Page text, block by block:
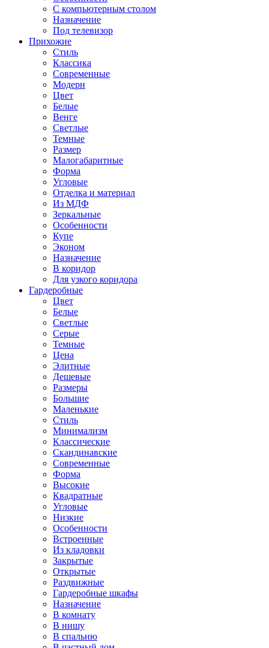
С компьютерным столом
Назначение
Под телевизор
Прихожие
Стиль
Классика
Современные
Модерн
Цвет
Белые
Венге
Светлые
Темные
Размер
Малогабаритные
Форма
Угловые
Отделка и материал
Из МДФ
Зеркальные
Особенности
Купе
Эконом
Назначение
В коридор
Для узкого коридора
Гардеробные
Цвет
Белые
Светлые
Серые
Темные
Цена
Элитные
Дешевые
Размеры
Большие
Маленькие
Стиль
Минимализм
Классические
Скандинавские
Современные
Форма
Высокие
Квадратные
Угловые
Низкие
Особенности
Встроенные
Из кладовки
Закрытые
Открытые
Раздвижные
Гардеробные шкафы
Назначение
В комнату
В нишу
В спальню